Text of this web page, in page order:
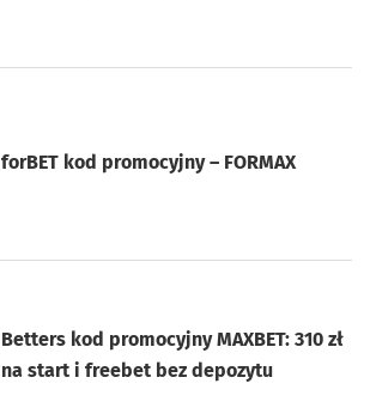
forBET kod promocyjny – FORMAX
Betters kod promocyjny MAXBET: 310 zł
na start i freebet bez depozytu